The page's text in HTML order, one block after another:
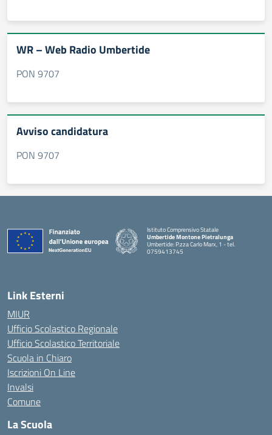
WR – Web Radio Umbertide
PON 9707
Avviso candidatura
PON 9707
Istituto Comprensivo Statale
Umbertide Montone Pietralunga
Umbertide: P.zza Carlo Marx, 1 - tel.
0759413745
Link Esterni
MIUR
Ufficio Scolastico Regionale
Ufficio Scolastico Territoriale
Scuola in Chiaro
Iscrizioni On Line
Invalsi
Comune
La Scuola